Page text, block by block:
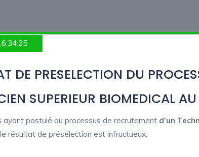
DE PRESELECTION DU
SUPERIEUR BIOMEDICAL
ayant postulé au processus de recrutement d’un
résultat de présélection est infructueux.